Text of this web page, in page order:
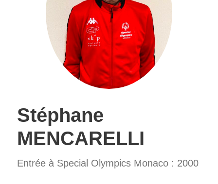
Stéphane
MENCARELLI
Entrée à Special Olympics Monaco : 2000